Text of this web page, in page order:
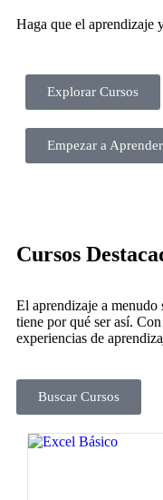
Haga que el aprendizaje
Explorar Cursos
Empezar a Aprender
Cursos
El aprendizaje a menudo
tiene por qué ser así.
experiencias de
Buscar Cursos